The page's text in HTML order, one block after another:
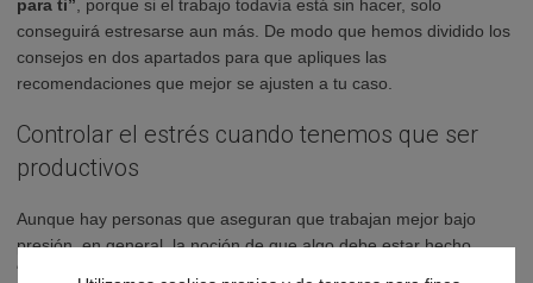
para ti” , porque si el trabajo todavía está sin hacer, solo
conseguirá estresarse aun más. De modo que hemos dividido los
consejos en dos apartados para que apliques las
recomendaciones que mejor se ajusten a tu caso.
Controlar el estrés cuando tenemos que ser
productivos
Aunque hay personas que aseguran que trabajan mejor bajo
presión, en general, la noción de que algo debe estar hecho
“cuanto antes” estresa a muchas personas. Que no cunda el